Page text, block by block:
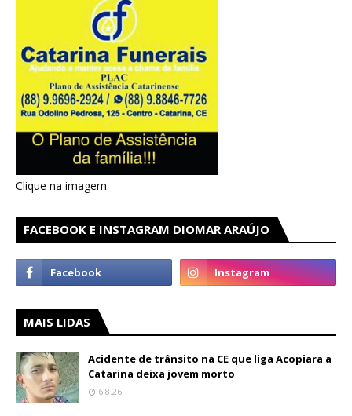
Clique na imagem.
FACEBOOK E INSTAGRAM DIOMAR ARAÚJO
MAIS LIDAS
Acidente de trânsito na CE que liga Acopiara a
Catarina deixa jovem morto
6.8.26